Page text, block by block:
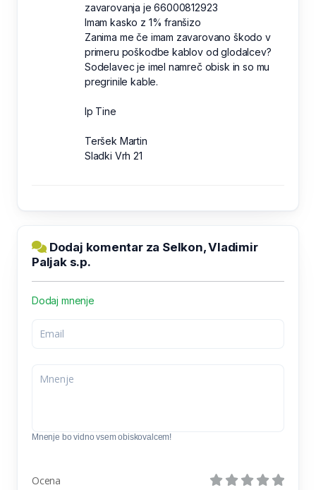
zavarovanja je 66000812923
Imam kasko z 1% franšizo
Zanima me če imam zavarovano škodo v
primeru poškodbe kablov od glodalcev?
Sodelavec je imel namreč obisk in so mu
pregrinile kable.
lp Tine
Teršek Martin
Sladki Vrh 21
Dodaj komentar za Selkon, Vladimir
Paljak s.p.
Dodaj mnenje
Mnenje bo vidno vsem obiskovalcem!
Ocena